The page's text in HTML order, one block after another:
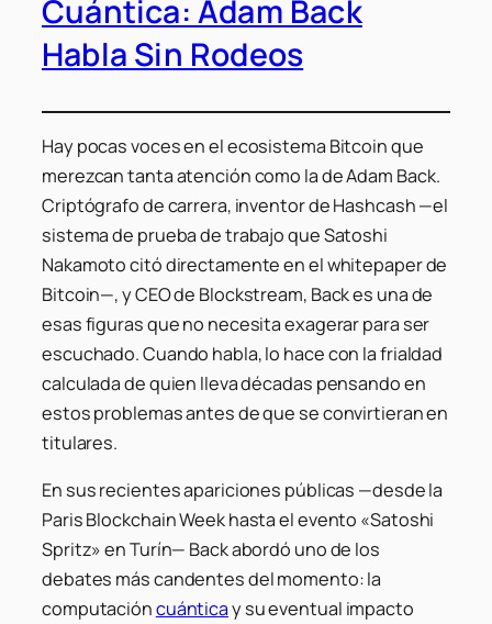
Cuántica: Adam Back
Habla Sin Rodeos
Hay pocas voces en el ecosistema Bitcoin que
merezcan tanta atención como la de Adam Back.
Criptógrafo de carrera, inventor de Hashcash —el
sistema de prueba de trabajo que Satoshi
Nakamoto citó directamente en el whitepaper de
Bitcoin—, y CEO de Blockstream, Back es una de
esas figuras que no necesita exagerar para ser
escuchado. Cuando habla, lo hace con la frialdad
calculada de quien lleva décadas pensando en
estos problemas antes de que se convirtieran en
titulares.
En sus recientes apariciones públicas —desde la
Paris Blockchain Week hasta el evento «Satoshi
Spritz» en Turín— Back abordó uno de los
debates más candentes del momento: la
computacióncuánticay su eventual impacto